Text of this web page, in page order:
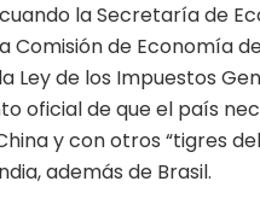
la Secretaría de
Comisión de Economía
Ley de los Impuestos
oficial de que el país
y con otros “tigres
además de Brasil.